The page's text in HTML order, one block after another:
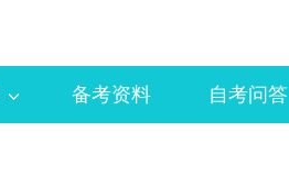
备考资料 自考问答